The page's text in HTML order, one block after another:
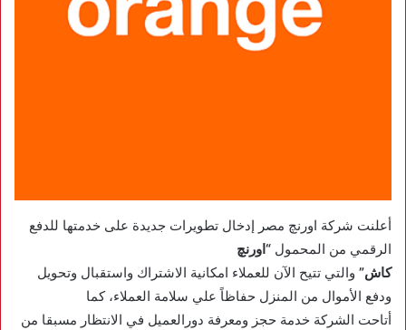
أعلنت شركة اورنچ مصر إدخال تطويرات جديدة على خدمتها للدفع
الرقمي من المحمول “ا ورنچ
كاش” والتي تتيح الآن للعملاء امكانية الاشتراك واستقبال وتحويل
ودفع الأموال من المنزل حفاظاً علي سلامة العملاء، كما
أتاحت الشركة خدمة حجز ومعرفة دورالعميل في الانتظار مسبقا من